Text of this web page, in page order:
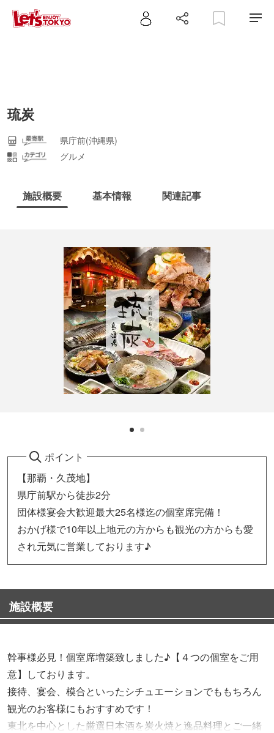
琉炭
県庁前(沖縄県)
グルメ
施設概要 基本情報 関連記事
ポイント
【那覇・久茂地】
県庁前駅から徒歩2分
団体様宴会大歓迎最大25名様迄の個室席完備！
おかげ様で10年以上地元の方からも観光の方からも愛
され元気に営業しております♪
施設概要
幹事様必見！個室席増築致しました♪【４つの個室をご用
意】しております。
接待、宴会、模合といったシチュエーションでももちろん
観光のお客様にもおすすめです！
東北を中心とした厳選日本酒を炭火焼と逸品料理とご一緒